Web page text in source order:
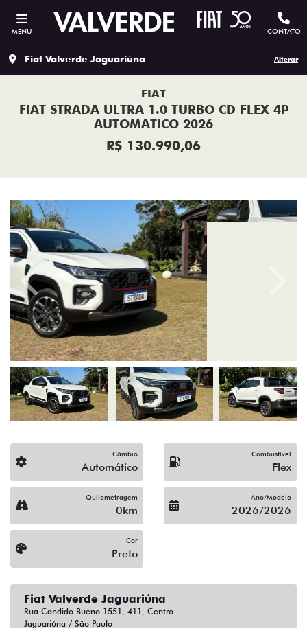
MENU CONTATO
Fiat Valverde Jaguariúna Alterar
FIAT
FIAT STRADA ULTRA 1.0 TURBO CD FLEX 4P
AUTOMATICO 2026
R$ 130.990,06
Previous
Câmbio
Automático
Combustível
Flex
Quilometragem
0km
Ano/Modelo
2026/2026
Cor
Preto
Fiat Valverde Jaguariúna
Rua Candido Bueno 1551, 411, Centro
Jaguariúna / São Paulo